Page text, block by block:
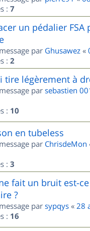
: 7
un pédalier FSA
par Ghusawez «
: 2
tire légèrement à
par sebastien
: 10
en tubeless
par ChrisdeMon
: 3
fait un bruit est-
?
par sypqys « 28
: 16